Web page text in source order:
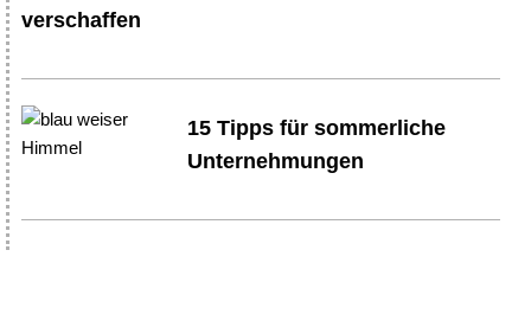
verschaffen
15 Tipps für sommerliche
Unternehmungen